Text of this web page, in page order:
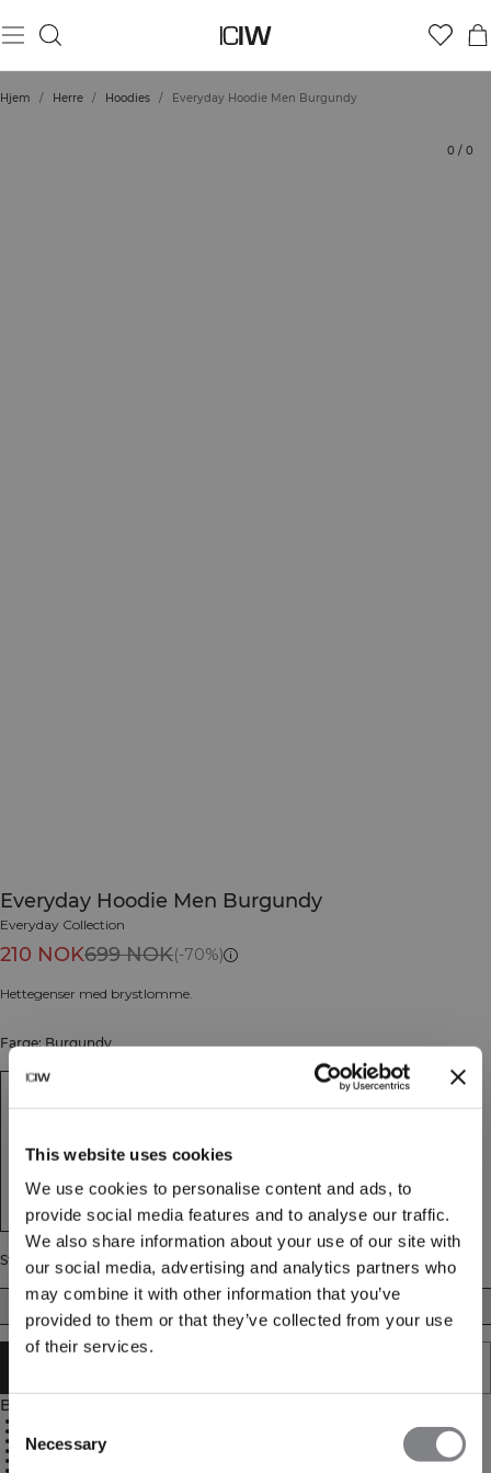
This website uses cookies
We use cookies to personalise content and ads, to
provide social media features and to analyse our traffic.
We also share information about your use of our site with
our social media, advertising and analytics partners who
may combine it with other information that you’ve
provided to them or that they’ve collected from your use
of their services.
Consent
Selection
Necessary
Hjem / Herre / Hoodies / Everyday Hoodie Men Burgundy
0 / 0
Everyday Hoodie Men Burgundy
Everyday Collection
210 NOK699 NOK(-70%)
Hettegenser med brystlomme.
Farge: Burgundy
Størrelse
S XL
Beskrivelse
Åpen brystlomme
Justerbar hette med fôr